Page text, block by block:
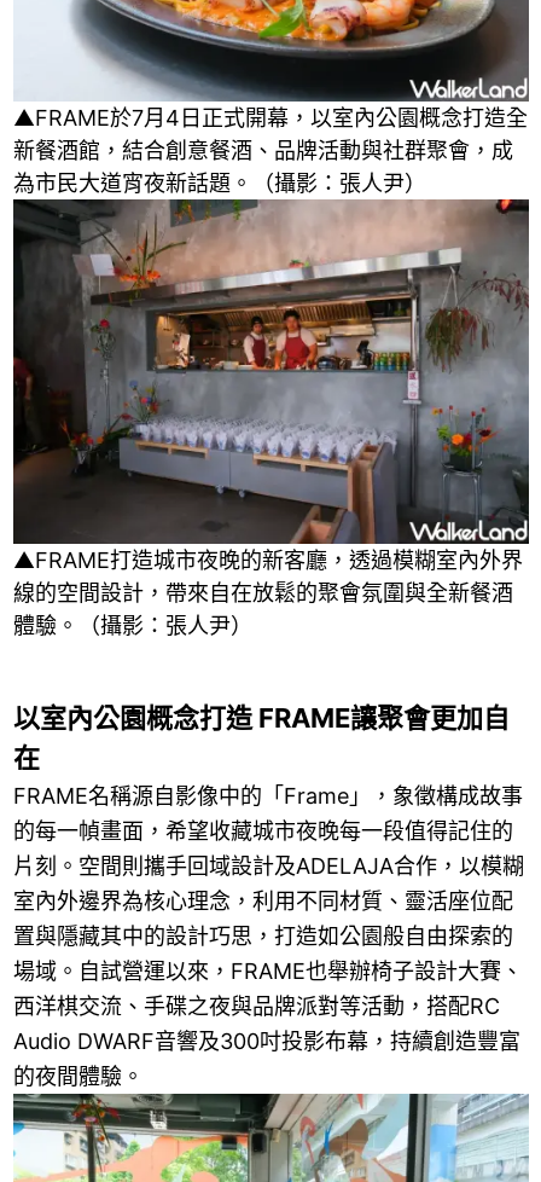
▲FRAME於7月4日正式開幕，以室內公園概念打造全
新餐酒館，結合創意餐酒、品牌活動與社群聚會，成
為市民大道宵夜新話題。（攝影：張人尹）
▲FRAME打造城市夜晚的新客廳，透過模糊室內外界
線的空間設計，帶來自在放鬆的聚會氛圍與全新餐酒
體驗。（攝影：張人尹）
以室內公園概念打造 FRAME讓聚會更加自
在
FRAME名稱源自影像中的「Frame」，象徵構成故事
的每一幀畫面，希望收藏城市夜晚每一段值得記住的
片刻。空間則攜手回域設計及ADELAJA合作，以模糊
室內外邊界為核心理念，利用不同材質、靈活座位配
置與隱藏其中的設計巧思，打造如公園般自由探索的
場域。自試營運以來，FRAME也舉辦椅子設計大賽、
西洋棋交流、手碟之夜與品牌派對等活動，搭配RC
Audio DWARF音響及300吋投影布幕，持續創造豐富
的夜間體驗。